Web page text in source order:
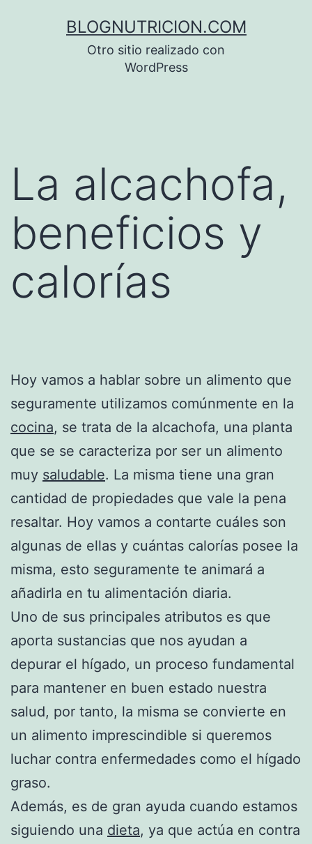
BLOGNUTRICION.COM
Otro sitio realizado con
WordPress
La alcachofa,
beneficios y
calorías
Hoy vamos a hablar sobre un alimento que
seguramente utilizamos comúnmente en la
cocina, se trata de la alcachofa, una planta
que se se caracteriza por ser un alimento
muy saludable. La misma tiene una gran
cantidad de propiedades que vale la pena
resaltar. Hoy vamos a contarte cuáles son
algunas de ellas y cuántas calorías posee la
misma, esto seguramente te animará a
añadirla en tu alimentación diaria.
Uno de sus principales atributos es que
aporta sustancias que nos ayudan a
depurar el hígado, un proceso fundamental
para mantener en buen estado nuestra
salud, por tanto, la misma se convierte en
un alimento imprescindible si queremos
luchar contra enfermedades como el hígado
graso.
Además, es de gran ayuda cuando estamos
siguiendo una dieta, ya que actúa en contra